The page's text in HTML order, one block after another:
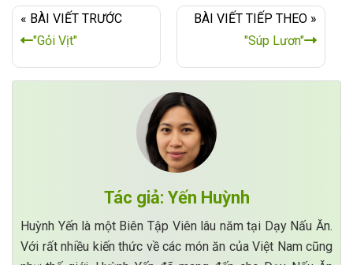
« BÀI VIẾT TRƯỚC
"Gỏi Vịt"
BÀI VIẾT TIẾP THEO »
"Súp Lươn"
Tác giả: Yến Huỳnh
Huỳnh Yến là một Biên Tập Viên lâu năm tại Dạy Nấu Ăn.
Với rất nhiều kiến thức về các món ăn của Việt Nam cũng